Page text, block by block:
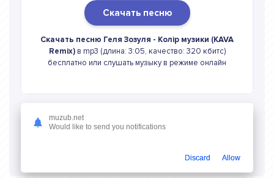
Скачать песню
Скачать песню Геля Зозуля - Колір музики (KAVA
Remix)в mp3 (длина: 3:05, качество: 320 кбитс)
бесплатно или слушать музыку в режиме онлайн
Слушать онлайн Геля Зозуля Колір
muzub.net
Would like to send you notifications
Discard Allow